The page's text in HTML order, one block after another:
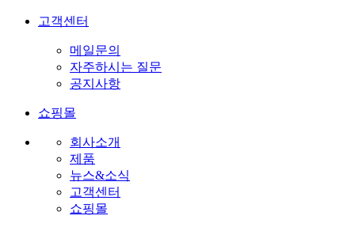
고객센터
메일문의
자주하시는 질문
공지사항
쇼핑몰
회사소개
제품
뉴스&소식
고객센터
쇼핑몰